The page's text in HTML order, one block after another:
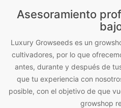
Asesoramiento
Luxury Growseeds es un
cultivadores, por lo que
antes, durante y después de
que tu experiencia con
posible, con el objetivo de que
growshop